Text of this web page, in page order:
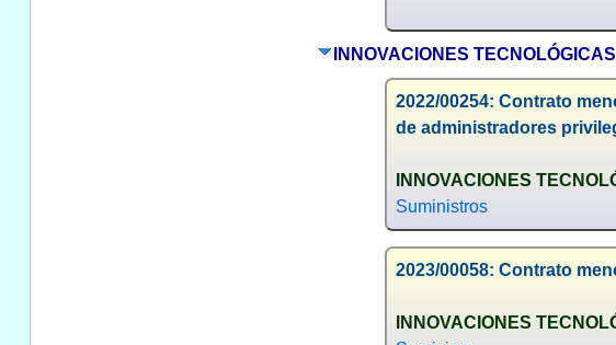
INNOVACIONES
2022/00254: Contrato
de administradores
INNOVACIONES
Suministros
2023/00058: Contrato
INNOVACIONES